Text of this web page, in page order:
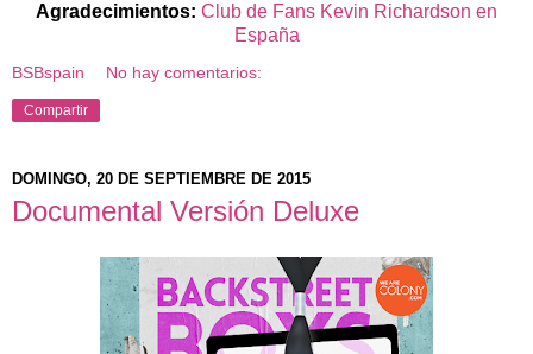
Agradecimientos: Club de Fans Kevin Richardson en
España
BSBspain No hay comentarios:
Compartir
DOMINGO, 20 DE SEPTIEMBRE DE 2015
Documental Versión Deluxe